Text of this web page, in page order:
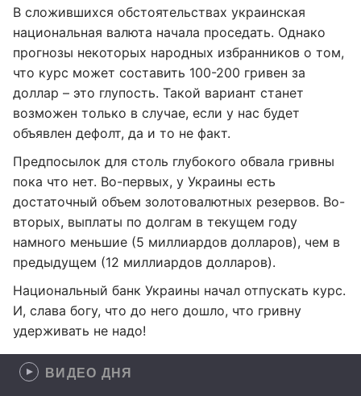
В сложившихся обстоятельствах украинская
национальная валюта начала проседать. Однако
прогнозы некоторых народных избранников о том,
что курс может составить 100-200 гривен за
доллар – это глупость. Такой вариант станет
возможен только в случае, если у нас будет
объявлен дефолт, да и то не факт.
Предпосылок для столь глубокого обвала гривны
пока что нет. Во-первых, у Украины есть
достаточный объем золотовалютных резервов. Во-
вторых, выплаты по долгам в текущем году
намного меньшие (5 миллиардов долларов), чем в
предыдущем (12 миллиардов долларов).
Национальный банк Украины начал отпускать курс.
И, слава богу, что до него дошло, что гривну
удерживать не надо!
ВИДЕО ДНЯ